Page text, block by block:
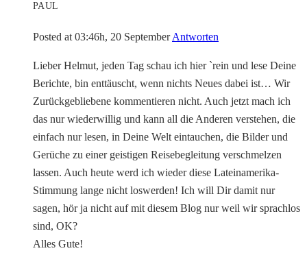
PAUL
Posted at 03:46h, 20 September Antworten
Lieber Helmut, jeden Tag schau ich hier `rein und lese Deine
Berichte, bin enttäuscht, wenn nichts Neues dabei ist… Wir
Zurückgebliebene kommentieren nicht. Auch jetzt mach ich
das nur wiederwillig und kann all die Anderen verstehen, die
einfach nur lesen, in Deine Welt eintauchen, die Bilder und
Gerüche zu einer geistigen Reisebegleitung verschmelzen
lassen. Auch heute werd ich wieder diese Lateinamerika-
Stimmung lange nicht loswerden! Ich will Dir damit nur
sagen, hör ja nicht auf mit diesem Blog nur weil wir sprachlos
sind, OK?
Alles Gute!